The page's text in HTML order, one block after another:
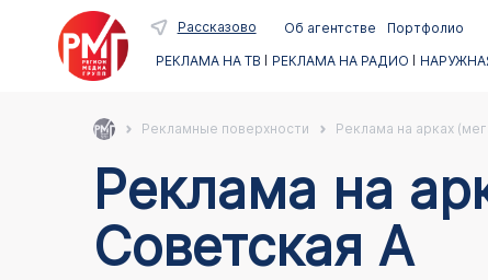
Рассказово Об агентстве
Портфолио
РЕКЛАМА НА ТВ
РЕКЛАМА НА РАДИО
Рекламные поверхности Реклама на арках
Реклама на арках в Рассказово по адресу
Советская А